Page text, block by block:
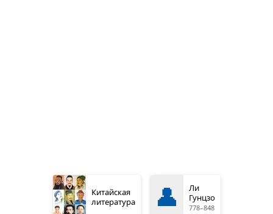
Китайская
литература
👤
Ли
Гунцзо
778–848